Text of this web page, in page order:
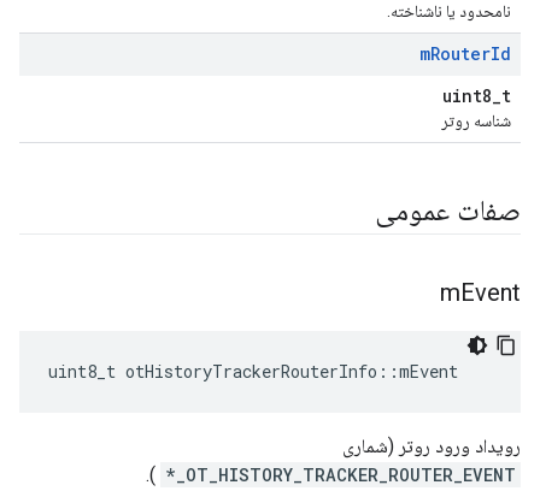
نامحدود یا ناشناخته.
mRouterId
uint8_t
شناسه روتر
صفات عمومی
mEvent
uint8_t otHistoryTrackerRouterInfo ::mEvent
رویداد ورود روتر (شماری
OT_HISTORY_TRACKER_ROUTER_EVENT_*
).